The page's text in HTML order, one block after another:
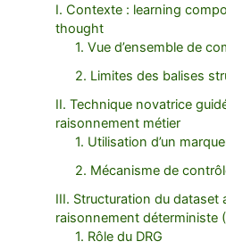
I. Contexte : learning
thought
1. Vue d’ensemble de
2. Limites des balises
II. Technique novatrice
raisonnement métier
1. Utilisation d’un
2. Mécanisme de
III. Structuration du dataset
raisonnement déterministe
1. Rôle du DRG